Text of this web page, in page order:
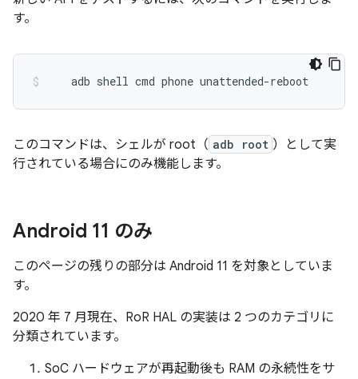
す。
adb shell cmd phone unattended-reboot
このコマンドは、シェルが root（ adb root ）として実
行されている場合にのみ機能します。
Android 11 のみ
このページの残りの部分は Android 11 を対象としていま
す。
2020 年 7 月現在、RoR HAL の実装は 2 つのカテゴリに
分類されています。
SoC ハードウェアが再起動後も RAM の永続性をサ